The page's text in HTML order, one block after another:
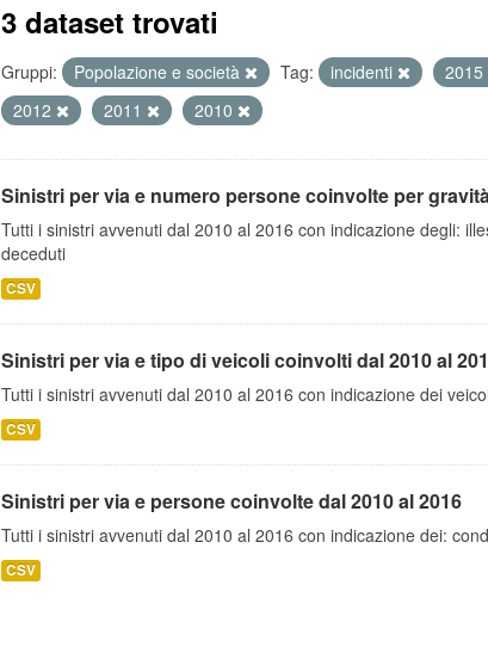
3 dataset trovati
Gruppi: Popolazione e società Tag: incidenti 2015
2012
2011 2010
Sinistri per via e numero persone coinvolte per
Tutti i sinistri avvenuti dal 2010 al 2016 con indicazione degli:
deceduti
CSV
Sinistri per via e tipo di veicoli coinvolti dal 2010 al
Tutti i sinistri avvenuti dal 2010 al 2016 con indicazione dei
CSV
Sinistri per via e persone coinvolte dal 2010 al 2016
Tutti i sinistri avvenuti dal 2010 al 2016 con indicazione dei:
CSV